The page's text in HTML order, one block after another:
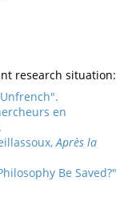
research situation:
en
Après la
Be Saved?"